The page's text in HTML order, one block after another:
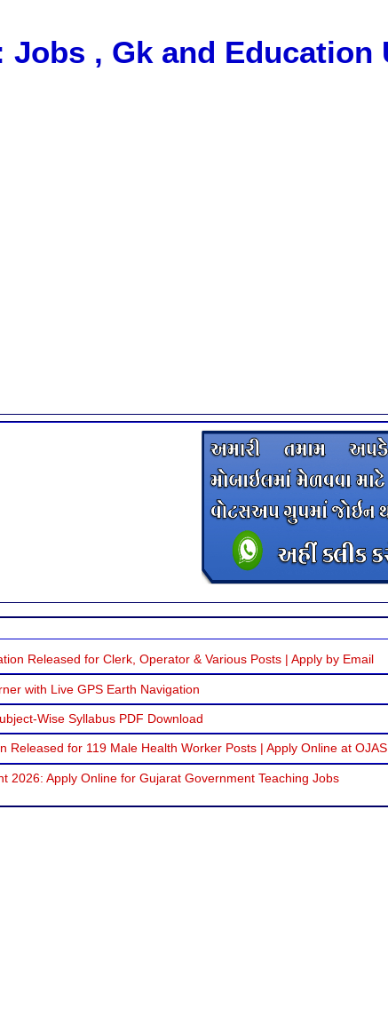
, Gk and Education
Released for Clerk, Operator & Various Posts | Apply by Email
with Live GPS Earth Navigation
Wise Syllabus PDF Download
Released for 119 Male Health Worker Posts | Apply Online at OJAS
2026: Apply Online for Gujarat Government Teaching Jobs